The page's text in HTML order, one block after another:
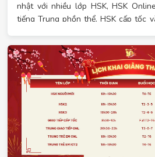
nhật với nhiều lớp HSK, HSK
tiếng Trung phồn thể, HSK cấp tốc